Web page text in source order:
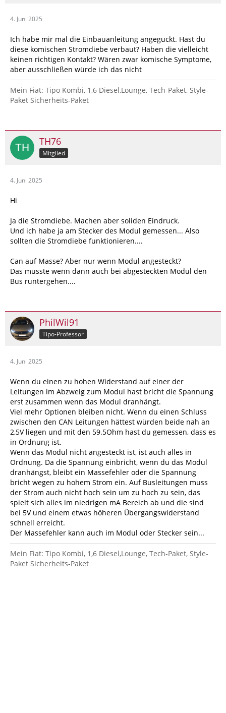
4. Juni 2025
Ich habe mir mal die Einbauanleitung angeguckt. Hast du
diese komischen Stromdiebe verbaut? Haben die vielleicht
keinen richtigen Kontakt? Wären zwar komische Symptome,
aber ausschließen würde ich das nicht
Mein Fiat: Tipo Kombi, 1,6 Diesel,Lounge, Tech-Paket, Style-
Paket Sicherheits-Paket
TH76
Mitglied
4. Juni 2025
Hi
Ja die Stromdiebe. Machen aber soliden Eindruck.
Und ich habe ja am Stecker des Modul gemessen... Also
sollten die Stromdiebe funktionieren....
Can auf Masse? Aber nur wenn Modul angesteckt?
Das müsste wenn dann auch bei abgesteckten Modul den
Bus runtergehen....
PhilWil91
Tipo-Professor
4. Juni 2025
Wenn du einen zu hohen Widerstand auf einer der
Leitungen im Abzweig zum Modul hast bricht die Spannung
erst zusammen wenn das Modul dranhängt.
Viel mehr Optionen bleiben nicht. Wenn du einen Schluss
zwischen den CAN Leitungen hättest würden beide nah an
2,5V liegen und mit den 59.5Ohm hast du gemessen, dass es
in Ordnung ist.
Wenn das Modul nicht angesteckt ist, ist auch alles in
Ordnung. Da die Spannung einbricht, wenn du das Modul
dranhängst, bleibt ein Massefehler oder die Spannung
bricht wegen zu hohem Strom ein. Auf Busleitungen muss
der Strom auch nicht hoch sein um zu hoch zu sein, das
spielt sich alles im niedrigen mA Bereich ab und die sind
bei 5V und einem etwas höheren Übergangswiderstand
schnell erreicht.
Der Massefehler kann auch im Modul oder Stecker sein...
Mein Fiat: Tipo Kombi, 1,6 Diesel,Lounge, Tech-Paket, Style-
Paket Sicherheits-Paket